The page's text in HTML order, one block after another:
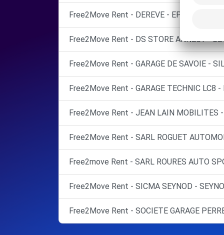
Free2Move Rent - DEREVE - EPAGNY (C)
Free2Move Rent - DS STORE ANNECY -
Free2Move Rent - GARAGE DE SAVOIE -
Free2Move Rent - GARAGE TECHNIC LC8 -
Free2Move Rent - JEAN LAIN MOBILITES -
Free2Move Rent - SARL ROGUET
Free2move Rent - SARL ROURES AUTO
Free2Move Rent - SICMA SEYNOD -
Free2Move Rent - SOCIETE GARAGE